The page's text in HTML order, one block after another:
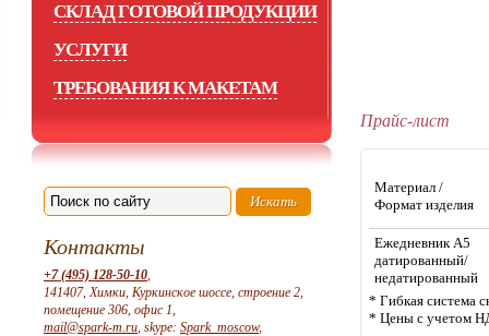
СКЛАД ГОТОВОЙ ПРОДУКЦИИ
УСЛУГИ
ТРЕБОВАНИЯ К МАКЕТАМ
Контакты
+7 (495) 128-50-10,
141407, Химки, Куркинское шоссе, строение 2,
помещение 306, офис 1,
mail@spark-m.ru, skype: Spark_moscow,
Прайс-лист
Материал /
Формат изделия
Ежедневник А5
датированный/
недатированный
* Гибкая система
* Цены с учетом